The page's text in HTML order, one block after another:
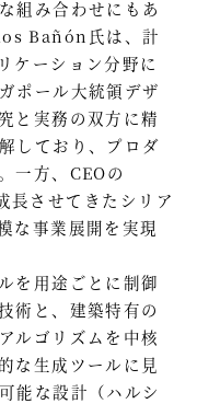
組み合わせにもあ
Bañón氏は、計
ケーション分野に
ポール大統領デザ
と実務の双方に精
しており、プロダ
一方、CEOの
させてきたシリア
な事業展開を実現
を用途ごとに制御
術と、建築特有の
ルゴリズムを中核
な生成ツールに見
能な設計（ハルシ